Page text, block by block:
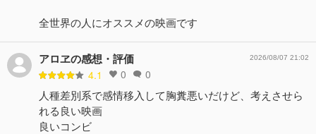
全世界の人にオススメの映画です
アロヱの感想・評価
4.1 0 0
2026/08/07 21:02
人種差別系で感情移入して胸糞悪いだけど、考えさせら
れる良い映画
良いコンビ